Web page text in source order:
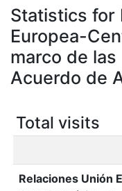
Collections
All of DSpace
Statistics for
Europea-
marco de
Acuerdo de
Total visits
Relaciones Unión